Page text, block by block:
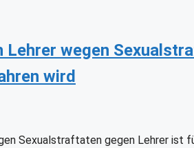
Lehrer wegen
wird
Sexualstraftaten gegen Lehrer ist